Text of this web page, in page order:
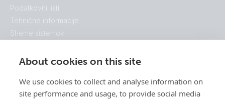
About cookies on this site
We use cookies to collect and analyse information on
site performance and usage, to provide social media
Odkrijte
Odkrijte naš ekosistem
Podatkovni listi
Tehnične informacije
Sheme sistemov
Brošure